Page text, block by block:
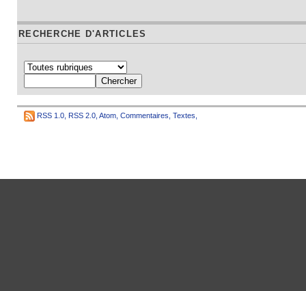
RECHERCHE D'ARTICLES
RSS 1.0 RSS 2.0 Atom Commentaires Textes